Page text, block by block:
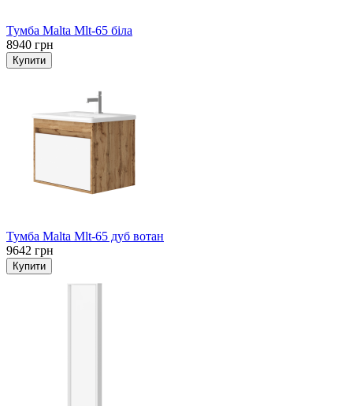
Тумба Malta Mlt-65 біла
8940 грн
Тумба Malta Mlt-65 дуб вотан
9642 грн